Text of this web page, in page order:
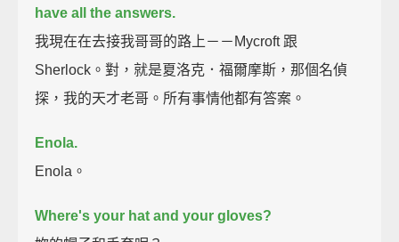
have all the answers.
我現在在去接我哥哥的路上－－Mycroft 跟
Sherlock。對，就是夏洛克．福爾摩斯，那個名偵
探，我的天才老哥。所有事情他都有答案。
Enola.
Enola。
Where's your hat and your gloves?